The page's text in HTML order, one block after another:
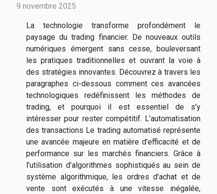
9 novembre 2025
La technologie transforme profondément le
paysage du trading financier. De nouveaux outils
numériques émergent sans cesse, bouleversant
les pratiques traditionnelles et ouvrant la voie à
des stratégies innovantes. Découvrez à travers les
paragraphes ci-dessous comment ces avancées
technologiques redéfinissent les méthodes de
trading, et pourquoi il est essentiel de s’y
intéresser pour rester compétitif. L’automatisation
des transactions Le trading automatisé représente
une avancée majeure en matière d’efficacité et de
performance sur les marchés financiers. Grâce à
l’utilisation d’algorithmes sophistiqués au sein de
système algorithmique, les ordres d’achat et de
vente sont exécutés à une vitesse inégalée,